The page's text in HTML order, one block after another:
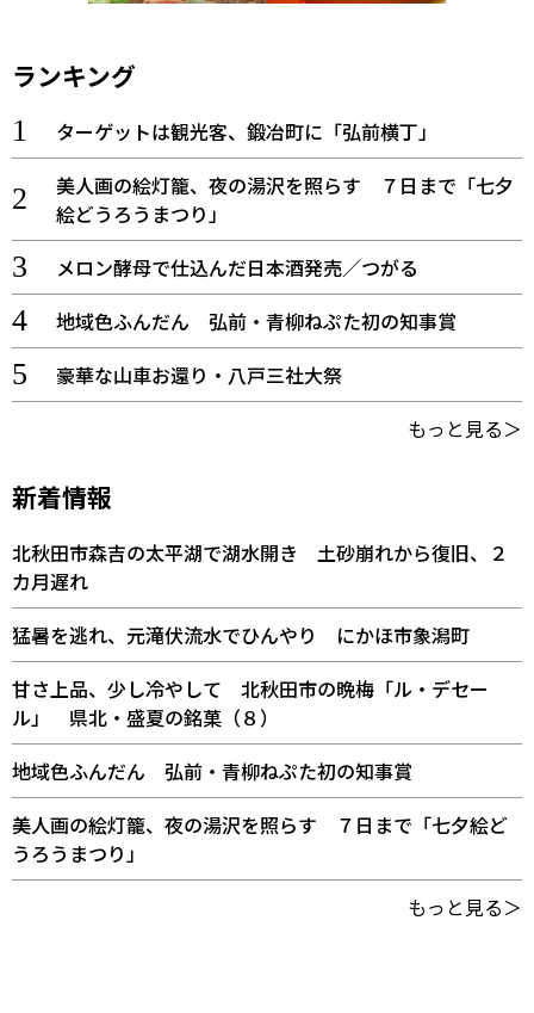
ランキング
ターゲットは観光客、鍛冶町に「弘前横丁」
美人画の絵灯籠、夜の湯沢を照らす ７日まで「七夕
絵どうろうまつり」
メロン酵母で仕込んだ日本酒発売／つがる
地域色ふんだん 弘前・青柳ねぷた初の知事賞
豪華な山車お還り・八戸三社大祭
もっと見る＞
新着情報
北秋田市森吉の太平湖で湖水開き 土砂崩れから復旧、２
カ月遅れ
猛暑を逃れ、元滝伏流水でひんやり にかほ市象潟町
甘さ上品、少し冷やして 北秋田市の晩梅「ル・デセー
ル」 県北・盛夏の銘菓（８）
地域色ふんだん 弘前・青柳ねぷた初の知事賞
美人画の絵灯籠、夜の湯沢を照らす ７日まで「七夕絵ど
うろうまつり」
もっと見る＞